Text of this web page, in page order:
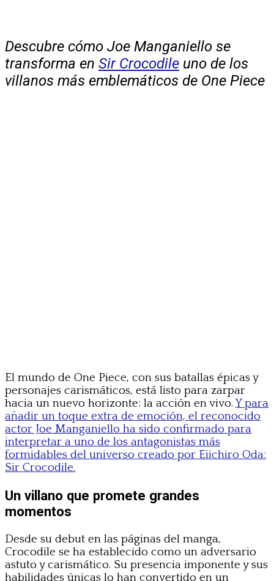
Descubre cómo Joe Manganiello se
transforma en Sir Crocodile uno de los
villanos más emblemáticos de One Piece
El mundo de One Piece, con sus batallas épicas y
personajes carismáticos, está listo para zarpar
hacia un nuevo horizonte: la acción en vivo.Y para
añadir un toque extra de emoción, el reconocido
actor Joe Manganiello ha sido confirmado para
interpretar a uno de los antagonistas más
formidables del universo creado por Eiichiro Oda:
Sir Crocodile.
Un villano que promete grandes
momentos
Desde su debut en las páginas del manga,
Crocodile se ha establecido como un adversario
astuto y carismático. Su presencia imponente y sus
habilidades únicas lo han convertido en un